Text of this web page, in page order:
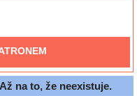
na to, že neexistuje.